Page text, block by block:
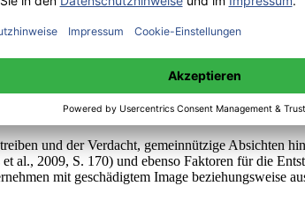
und nachfolgend für seine Produkte
das Bewusstsein der Konsumenten
Anteil von Konsumenten zumindest
Harris, 2001, S. 59).
und der Verdacht, gemeinnützige Absichten
al., 2009, S. 170) und ebenso Faktoren für die
mit geschädigtem Image